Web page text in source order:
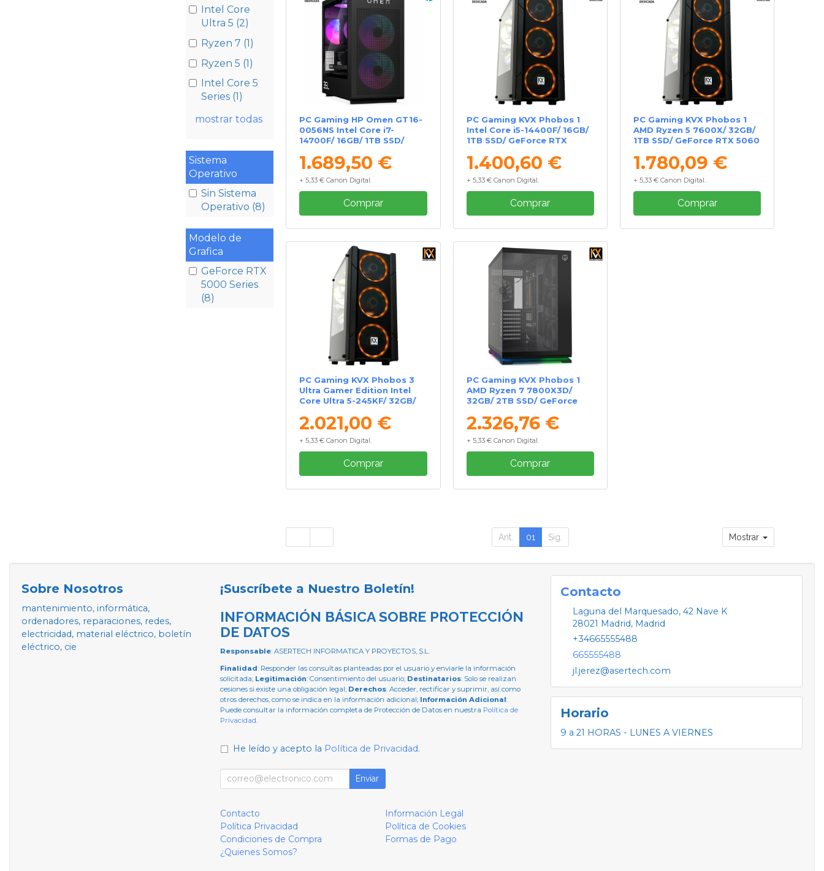
Intel Core
Ultra 5 (2)
Ryzen 7 (1)
Ryzen 5 (1)
Intel Core 5
Series (1)
mostrar todas
Sistema
Operativo
Sin Sistema
Operativo (8)
Modelo de
Grafica
GeForce RTX
5000 Series
(8)
PC Gaming HP Omen GT16-
0056NS Intel Core i7-
14700F/ 16GB/ 1TB SSD/
Sistema Operativo
1.689,50 €
+ 5,33 € Canon Digital.
Comprar
PC Gaming KVX Phobos 1
Intel Core i5-14400F/ 16GB/
1TB SSD/ GeForce RTX
Operativo
1.400,60 €
+ 5,33 € Canon Digital.
Comprar
PC Gaming KVX Phobos 1
AMD Ryzen 5 7600X/ 32GB/
1TB SSD/ GeForce RTX 5060
1.780,09 €
+ 5,33 € Canon Digital.
Comprar
PC Gaming KVX Phobos 3
Ultra Gamer Edition Intel
Core Ultra 5-245KF/ 32GB/
Sistema Operativo
2.021,00 €
+ 5,33 € Canon Digital.
Comprar
PC Gaming KVX Phobos 1
AMD Ryzen 7 7800X3D/
32GB/ 2TB SSD/ GeForce
Operativo
2.326,76 €
+ 5,33 € Canon Digital.
Comprar
Ant. 01 Sig. Mostrar
Sobre Nosotros
mantenimiento, informática,
ordenadores, reparaciones, redes,
electricidad, material eléctrico, boletín
eléctrico, cie
¡Suscríbete a Nuestro Boletín!
INFORMACIÓN BÁSICA SOBRE PROTECCIÓN
DE DATOS
Responsable: ASERTECH INFORMATICA Y PROYECTOS, S.L.
Finalidad: Responder las consultas planteadas por el usuario y enviarle la información
solicitada; Legitimación: Consentimiento del usuario; Destinatarios: Solo se realizan
cesiones si existe una obligación legal; Derechos: Acceder, rectificar y suprimir, así como
otros derechos, como se indica en la información adicional; Información Adicional:
Puede consultar la información completa de Protección de Datos en nuestra Política de
Privacidad
He leído y acepto la Política de Privacidad.
Enviar
Contacto
Información Legal
Política Privacidad
Política de Cookies
Condiciones de Compra
Formas de Pago
¿Quienes Somos?
Contacto
Laguna del Marquesado, 42 Nave K
28021 Madrid, Madrid
+34665555488
665555488
jl.jerez@asertech.com
Horario
9 a 21 HORAS - LUNES A VIERNES